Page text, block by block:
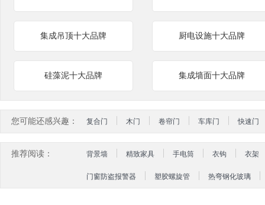
集成吊顶十大品牌 厨电设施十大品牌
硅藻泥十大品牌 集成墙面十大品牌
您可能还感兴趣： 复合门 木门 卷帘门 车库门 快速门
推荐阅读： 背景墙 精致家具 手电筒 衣钩 衣架
门窗防盗报警器 塑胶螺旋管 热弯钢化玻璃